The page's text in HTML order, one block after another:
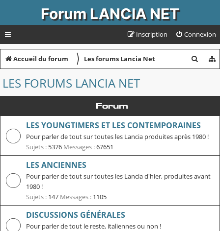
Forum LANCIA NET
Connexion
Inscription
Accueil du forum 〉 Les forums Lancia Net
e
r
h
LES FORUMS LANCIA NET
Forum
LES YOUNGTIMERS ET LES CONTEMPORAINES
Pour parler de tout sur toutes les Lancia produites après 1980 !
Sujets : 5376 Messages :67651
LES ANCIENNES
Pour parler de tout sur toutes les Lancia d'hier, produites avant
1980 !
Sujets : 147 Messages : 1105
DISCUSSIONS GÉNÉRALES
Pour parler de tout le reste, italiennes ou non !